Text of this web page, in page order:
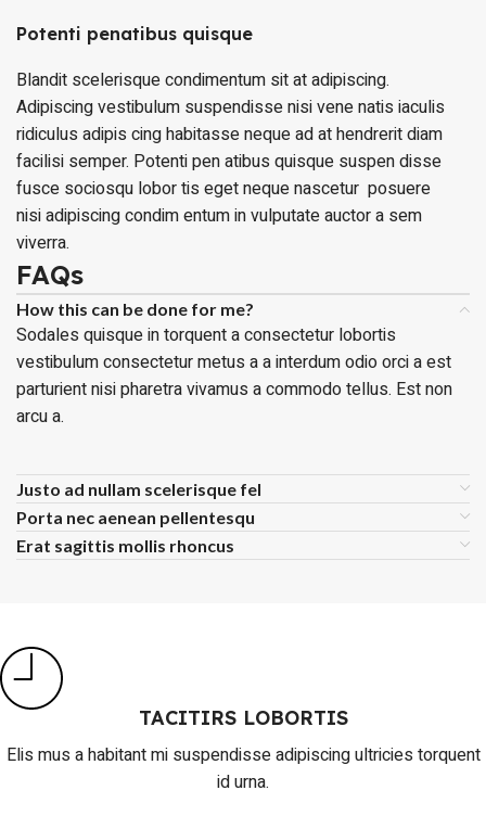
Potenti penatibus quisque
Blandit scelerisque condimentum sit at adipiscing.
Adipiscing vestibulum suspendisse nisi vene natis iaculis
ridiculus adipis cing habitasse neque ad at hendrerit diam
facilisi semper. Potenti pen atibus quisque suspen disse
fusce sociosqu lobor tis eget neque nascetur posuere
nisi adipiscing condim entum in vulputate auctor a sem
viverra.
FAQs
How this can be done for me?
Sodales quisque in torquent a consectetur lobortis
vestibulum consectetur metus a a interdum odio orci a est
parturient nisi pharetra vivamus a commodo tellus. Est non
arcu a.
Justo ad nullam scelerisque fel
Porta nec aenean pellentesqu
Erat sagittis mollis rhoncus
TACITIRS LOBORTIS
Elis mus a habitant mi suspendisse adipiscing ultricies torquent
id urna.